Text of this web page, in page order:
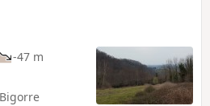
un temps
car la vue
ne regretterez
-47 m